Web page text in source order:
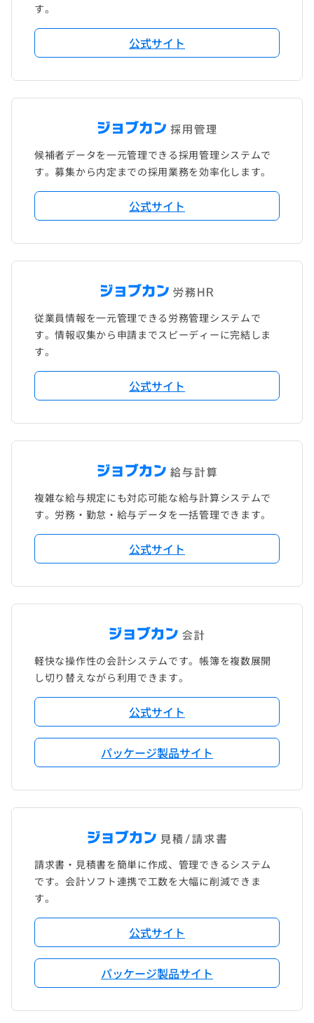
す。
公式サイト
候補者データを一元管理できる採用管理システムで
す。募集から内定までの採用業務を効率化します。
公式サイト
従業員情報を一元管理できる労務管理システムで
す。情報収集から申請までスピーディーに完結しま
す。
公式サイト
複雑な給与規定にも対応可能な給与計算システムで
す。労務・勤怠・給与データを一括管理できます。
公式サイト
軽快な操作性の会計システムです。帳簿を複数展開
し切り替えながら利用できます。
公式サイト
パッケージ製品サイト
請求書・見積書を簡単に作成、管理できるシステム
です。会計ソフト連携で工数を大幅に削減できま
す。
公式サイト
パッケージ製品サイト